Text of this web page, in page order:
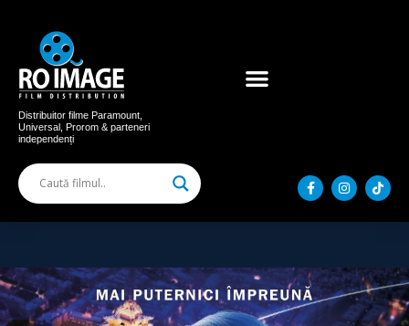
Distribuitor filme Paramount,
Universal, Prorom & parteneri
independenți